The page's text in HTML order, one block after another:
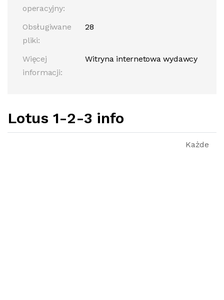
operacyjny:
Obsługiwane
pliki:
28
Więcej
informacji:
Witryna internetowa wydawcy
Lotus 1-2-3 info
Każde